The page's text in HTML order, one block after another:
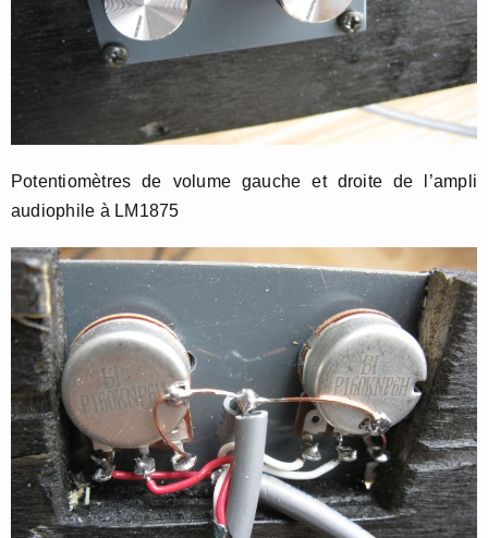
Potentiomètres de volume gauche et droite de l’ampli
audiophile à LM1875